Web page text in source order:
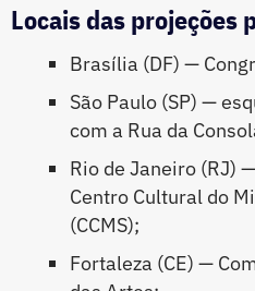
Locais das projeções
Brasília (DF) —
São Paulo (SP) —
com a Rua da
Rio de Janeiro (RJ)
Centro Cultural do
(CCMS);
Fortaleza (CE) —